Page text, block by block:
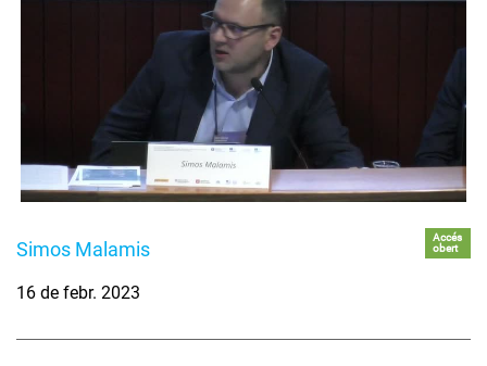
Simos Malamis
Accés
obert
16 de febr. 2023